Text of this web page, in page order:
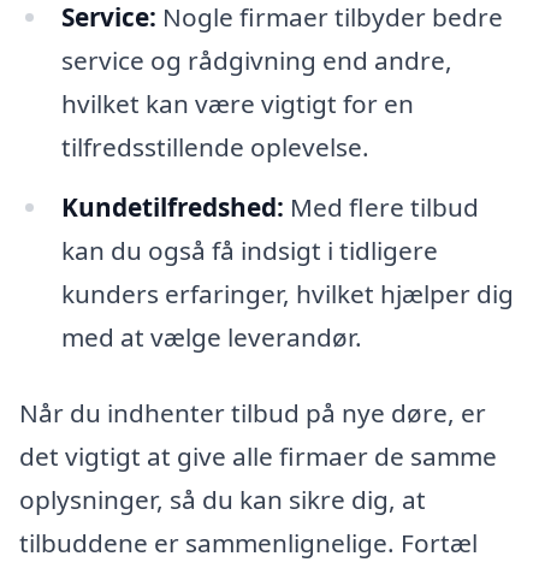
Service: Nogle firmaer tilbyder bedre
service og rådgivning end andre,
hvilket kan være vigtigt for en
tilfredsstillende oplevelse.
Kundetilfredshed: Med flere tilbud
kan du også få indsigt i tidligere
kunders erfaringer, hvilket hjælper dig
med at vælge leverandør.
Når du indhenter tilbud på nye døre, er
det vigtigt at give alle firmaer de samme
oplysninger, så du kan sikre dig, at
tilbuddene er sammenlignelige. Fortæl